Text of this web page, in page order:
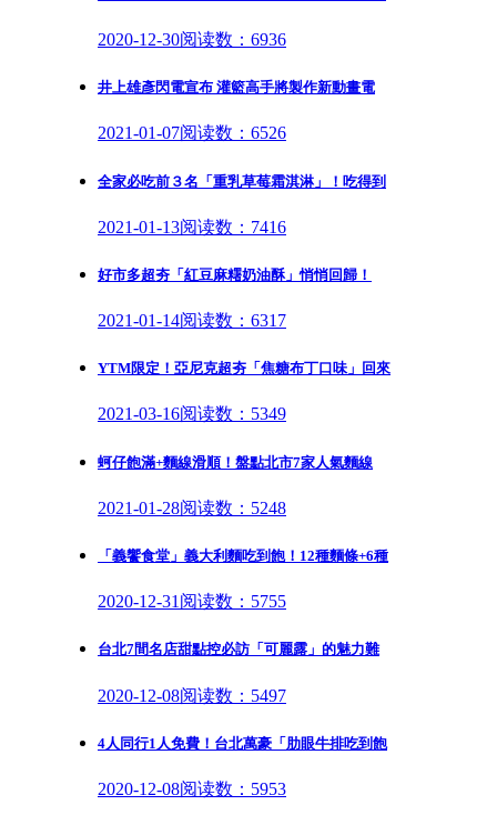
2020-12-30阅读数：6936
井上雄彥閃電宣布 灌籃高手將製作新動畫電
2021-01-07阅读数：6526
全家必吃前３名「重乳草莓霜淇淋」！吃得到
2021-01-13阅读数：7416
好市多超夯「紅豆麻糬奶油酥」悄悄回歸！
2021-01-14阅读数：6317
YTM限定！亞尼克超夯「焦糖布丁口味」回來
2021-03-16阅读数：5349
蚵仔飽滿+麵線滑順！盤點北市7家人氣麵線
2021-01-28阅读数：5248
「義饗食堂」義大利麵吃到飽！12種麵條+6種
2020-12-31 阅读数：5755
台北7間名店甜點控必訪「可麗露」的魅力難
2020-12-08阅读数：5497
4人同行1人免費！台北萬豪「肋眼牛排吃到飽
2020-12-08阅读数：5953